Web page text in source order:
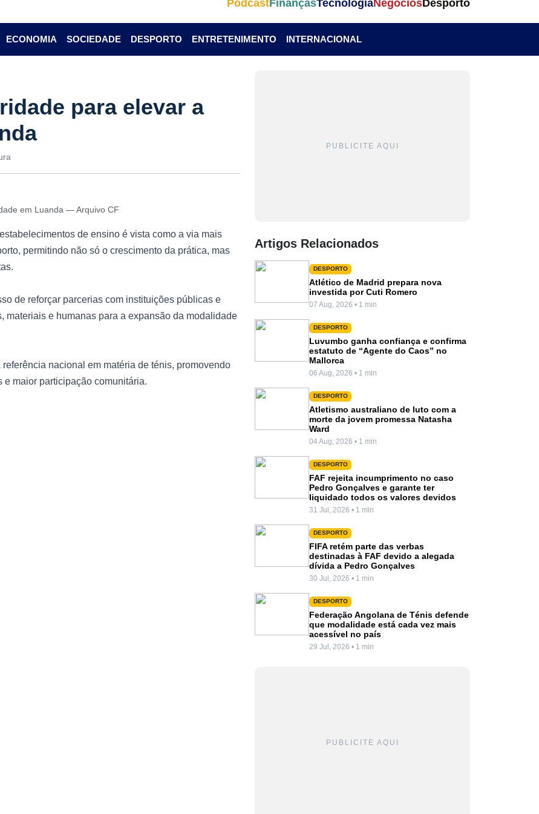
PodcastFinançasTecnologiaNegóciosDesporto
ECONOMIA SOCIEDADE DESPORTO ENTRETENIMENTO INTERNACIONAL
para elevar a
em Luanda — Arquivo CF
de ensino é vista como a via mais
permitindo não só o crescimento da prática, mas
de reforçar parcerias com instituições públicas e
materiais e humanas para a expansão da modalidade
nacional em matéria de ténis, promovendo
maior participação comunitária.
PUBLICITE AQUI
Artigos Relacionados
DESPORTO
Atlético de Madrid prepara nova
investida por Cuti Romero
07 Aug, 2026 • 1 min
DESPORTO
Luvumbo ganha confiança e confirma
estatuto de “Agente do Caos” no
Mallorca
06 Aug, 2026 • 1 min
DESPORTO
Atletismo australiano de luto com a
morte da jovem promessa Natasha
Ward
04 Aug, 2026 • 1 min
DESPORTO
FAF rejeita incumprimento no caso
Pedro Gonçalves e garante ter
liquidado todos os valores devidos
31 Jul, 2026 • 1 min
DESPORTO
FIFA retém parte das verbas
destinadas à FAF devido a alegada
dívida a Pedro Gonçalves
30 Jul, 2026 • 1 min
DESPORTO
Federação Angolana de Ténis defende
que modalidade está cada vez mais
acessível no país
29 Jul, 2026 • 1 min
PUBLICITE AQUI